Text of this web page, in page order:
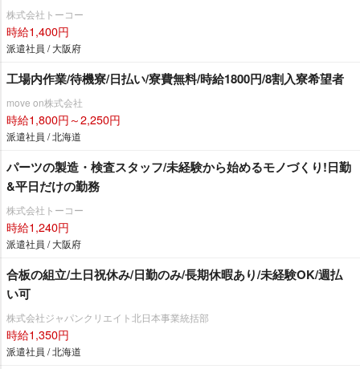
株式会社トーコー
時給1,400円
派遣社員 / 大阪府
工場内作業/待機寮/日払い/寮費無料/時給1800円/8割入寮希望者
move on株式会社
時給1,800円～2,250円
派遣社員 / 北海道
パーツの製造・検査スタッフ/未経験から始めるモノづくり!日勤
&平日だけの勤務
株式会社トーコー
時給1,240円
派遣社員 / 大阪府
合板の組立/土日祝休み/日勤のみ/長期休暇あり/未経験OK/週払
い可
株式会社ジャパンクリエイト北日本事業統括部
時給1,350円
派遣社員 / 北海道